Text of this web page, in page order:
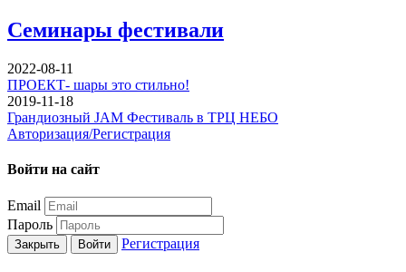
Семинары фестивали
2022-08-11
ПРОЕКТ- шары это стильно!
2019-11-18
Грандиозный JAM Фестиваль в ТРЦ НЕБО
Авторизация/Регистрация
Войти на сайт
Email
Пароль
Закрыть Войти Регистрация